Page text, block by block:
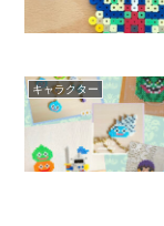
キャラクター